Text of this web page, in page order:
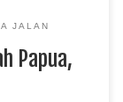
JALAN
Papua,